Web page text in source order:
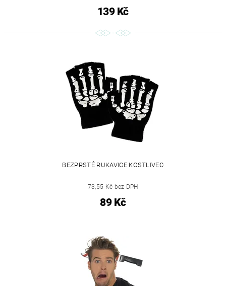
139 Kč
BEZPRSTÉ RUKAVICE KOSTLIVEC
73,55 Kč bez DPH
89 Kč